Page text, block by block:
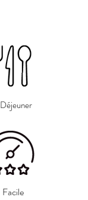
Déjeuner
Facile